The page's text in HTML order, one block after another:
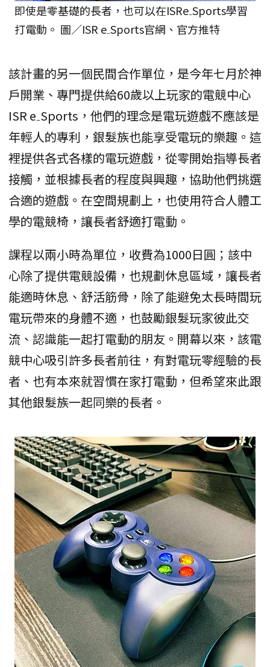
即使是零基礎的長者，也可以在ISRe₋Sports學習
打電動。 圖／ISR e₋Sports官網、官方推特
該計畫的另一個民間合作單位，是今年七月於神
戶開業、專門提供給60歲以上玩家的電競中心
ISR e₋Sports，他們的理念是電玩遊戲不應該是
年輕人的專利，銀髮族也能享受電玩的樂趣。這
裡提供各式各樣的電玩遊戲，從零開始指導長者
接觸，並根據長者的程度與興趣，協助他們挑選
合適的遊戲。在空間規劃上，也使用符合人體工
學的電競椅，讓長者舒適打電動。
課程以兩小時為單位，收費為1000日圓；該中
心除了提供電競設備，也規劃休息區域，讓長者
能適時休息、舒活筋骨，除了能避免太長時間玩
電玩帶來的身體不適，也鼓勵銀髮玩家彼此交
流、認識能一起打電動的朋友。開幕以來，該電
競中心吸引許多長者前往，有對電玩零經驗的長
者、也有本來就習慣在家打電動，但希望來此跟
其他銀髮族一起同樂的長者。